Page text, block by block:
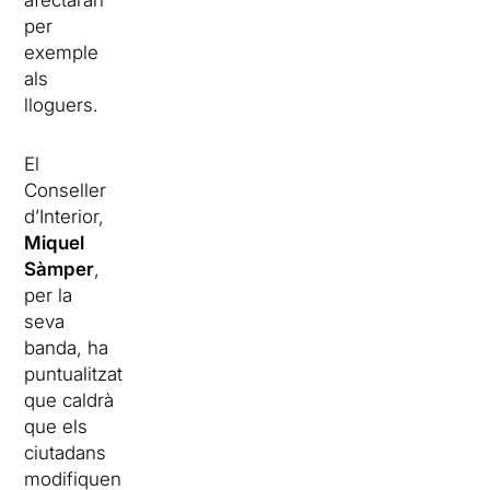
per
exemple
als
lloguers.
El
Conseller
d’Interior,
Miquel
Sàmper,
per la
seva
banda, ha
puntualitzat
que caldrà
que els
ciutadans
modifiquen